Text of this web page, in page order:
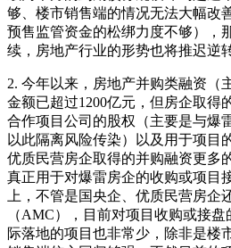
够、楼市销售端的情况无法大幅改
预售监管资金的松绑力度不够），
续，房地产行业的形势也将推迟逆转
2. 今年以来，房地产并购类融资（
金额已超过1200亿元，但房企取得
合作项目公司的股权（主要是与爆
以此隔离风险传染）以及用于项目
优质民营房企取得的并购融资更多
真正用于对爆雷房企的收购或项目
上，不管是国央企、优质民营房企
（AMC），目前对项目收购或接
际落地的项目也非常少，除非是楼